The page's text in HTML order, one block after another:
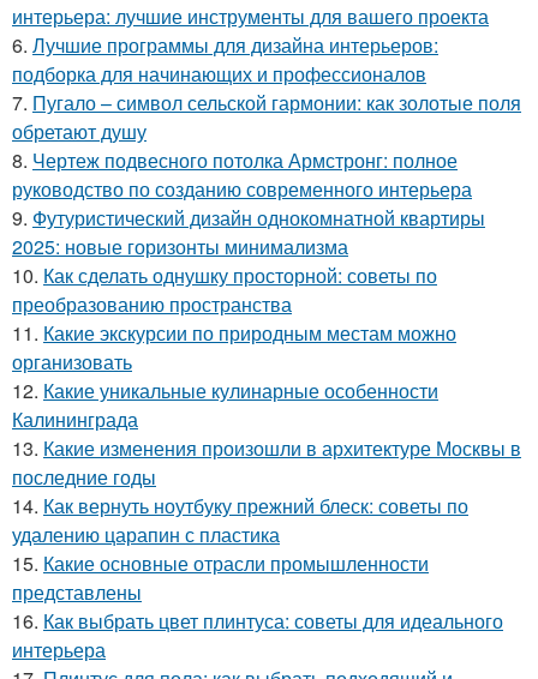
интерьера: лучшие инструменты для вашего проекта
6. Лучшие программы для дизайна интерьеров:
подборка для начинающих и профессионалов
7. Пугало – символ сельской гармонии: как золотые поля
обретают душу
8. Чертеж подвесного потолка Армстронг: полное
руководство по созданию современного интерьера
9. Футуристический дизайн однокомнатной квартиры
2025: новые горизонты минимализма
10. Как сделать однушку просторной: советы по
преобразованию пространства
11. Какие экскурсии по природным местам можно
организовать
12. Какие уникальные кулинарные особенности
Калининграда
13. Какие изменения произошли в архитектуре Москвы в
последние годы
14. Как вернуть ноутбуку прежний блеск: советы по
удалению царапин с пластика
15. Какие основные отрасли промышленности
представлены
16. Как выбрать цвет плинтуса: советы для идеального
интерьера